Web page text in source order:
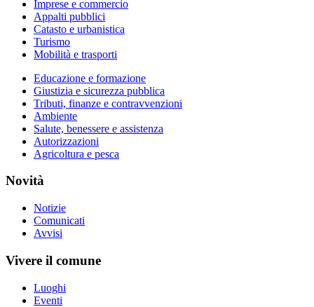
Imprese e commercio
Appalti pubblici
Catasto e urbanistica
Turismo
Mobilità e trasporti
Educazione e formazione
Giustizia e sicurezza pubblica
Tributi, finanze e contravvenzioni
Ambiente
Salute, benessere e assistenza
Autorizzazioni
Agricoltura e pesca
Novità
Notizie
Comunicati
Avvisi
Vivere il comune
Luoghi
Eventi